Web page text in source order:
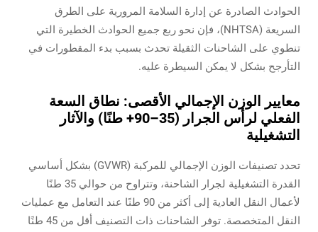
الحوادث الصادرة عن إدارة السلامة المرورية على الطرق
السريعة (NHTSA)، فإن نحو ربع جميع الحوادث الخطيرة التي
تنطوي على الشاحنات الثقيلة تحدث بسبب بدء المقطورات في
التأرجح بشكل لا يمكن السيطرة عليه.
معايير الوزن الإجمالي الأقصى: نطاق السعة
الفعلي لرأس الجرار (35–90+ طنًا) والآثار
التشغيلية
تحدد تصنيفات الوزن الإجمالي للمركبة (GVWR) بشكل أساسي
القدرة التشغيلية لجرار الشاحنة، وتتراوح من حوالي 35 طنًا
لأعمال النقل العادية إلى أكثر من 90 طنًا عند التعامل مع عمليات
النقل المتخصصة. توفر الشاحنات ذات التصنيف أقل من 45 طنًا